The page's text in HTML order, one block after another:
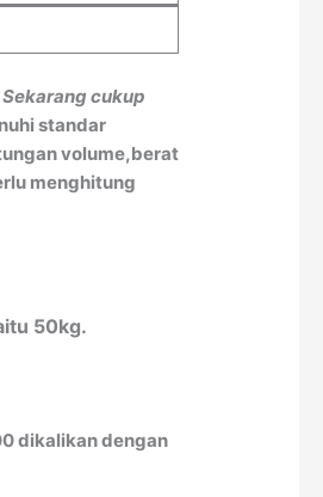
Sekarang cukup
standar
volume,berat
menghitung
50kg.
dikalikan dengan